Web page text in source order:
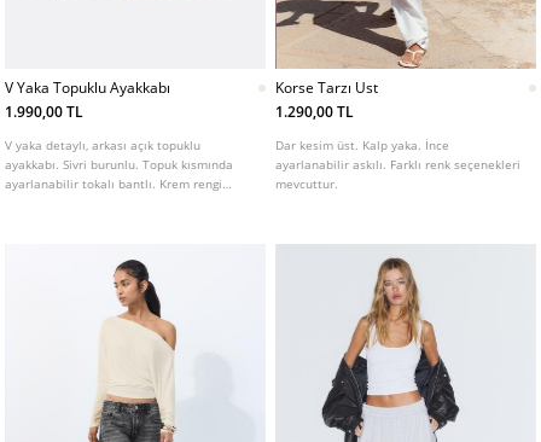
V Yaka Topuklu Ayakkabı
1.990,00 TL
V yaka detaylı, arkası açık topuklu
ayakkabı. Sivri burunlu. Topuk kısmında
ayarlanabilir tokalı bantlı. Krem rengi
Korse Tarzı Ust
1.290,00 TL
Dar kesim üst. Kalp yaka. İnce
ayarlanabilir askılı. Farklı renk seçenekleri
mevcuttur.